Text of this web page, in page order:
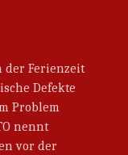
der Ferienzeit
Defekte
Problem
nennt
vor der